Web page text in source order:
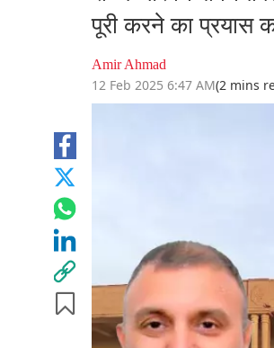
पूरी करने का प्रयास
Amir Ahmad
12 Feb 2025 6:47 AM(2 mins